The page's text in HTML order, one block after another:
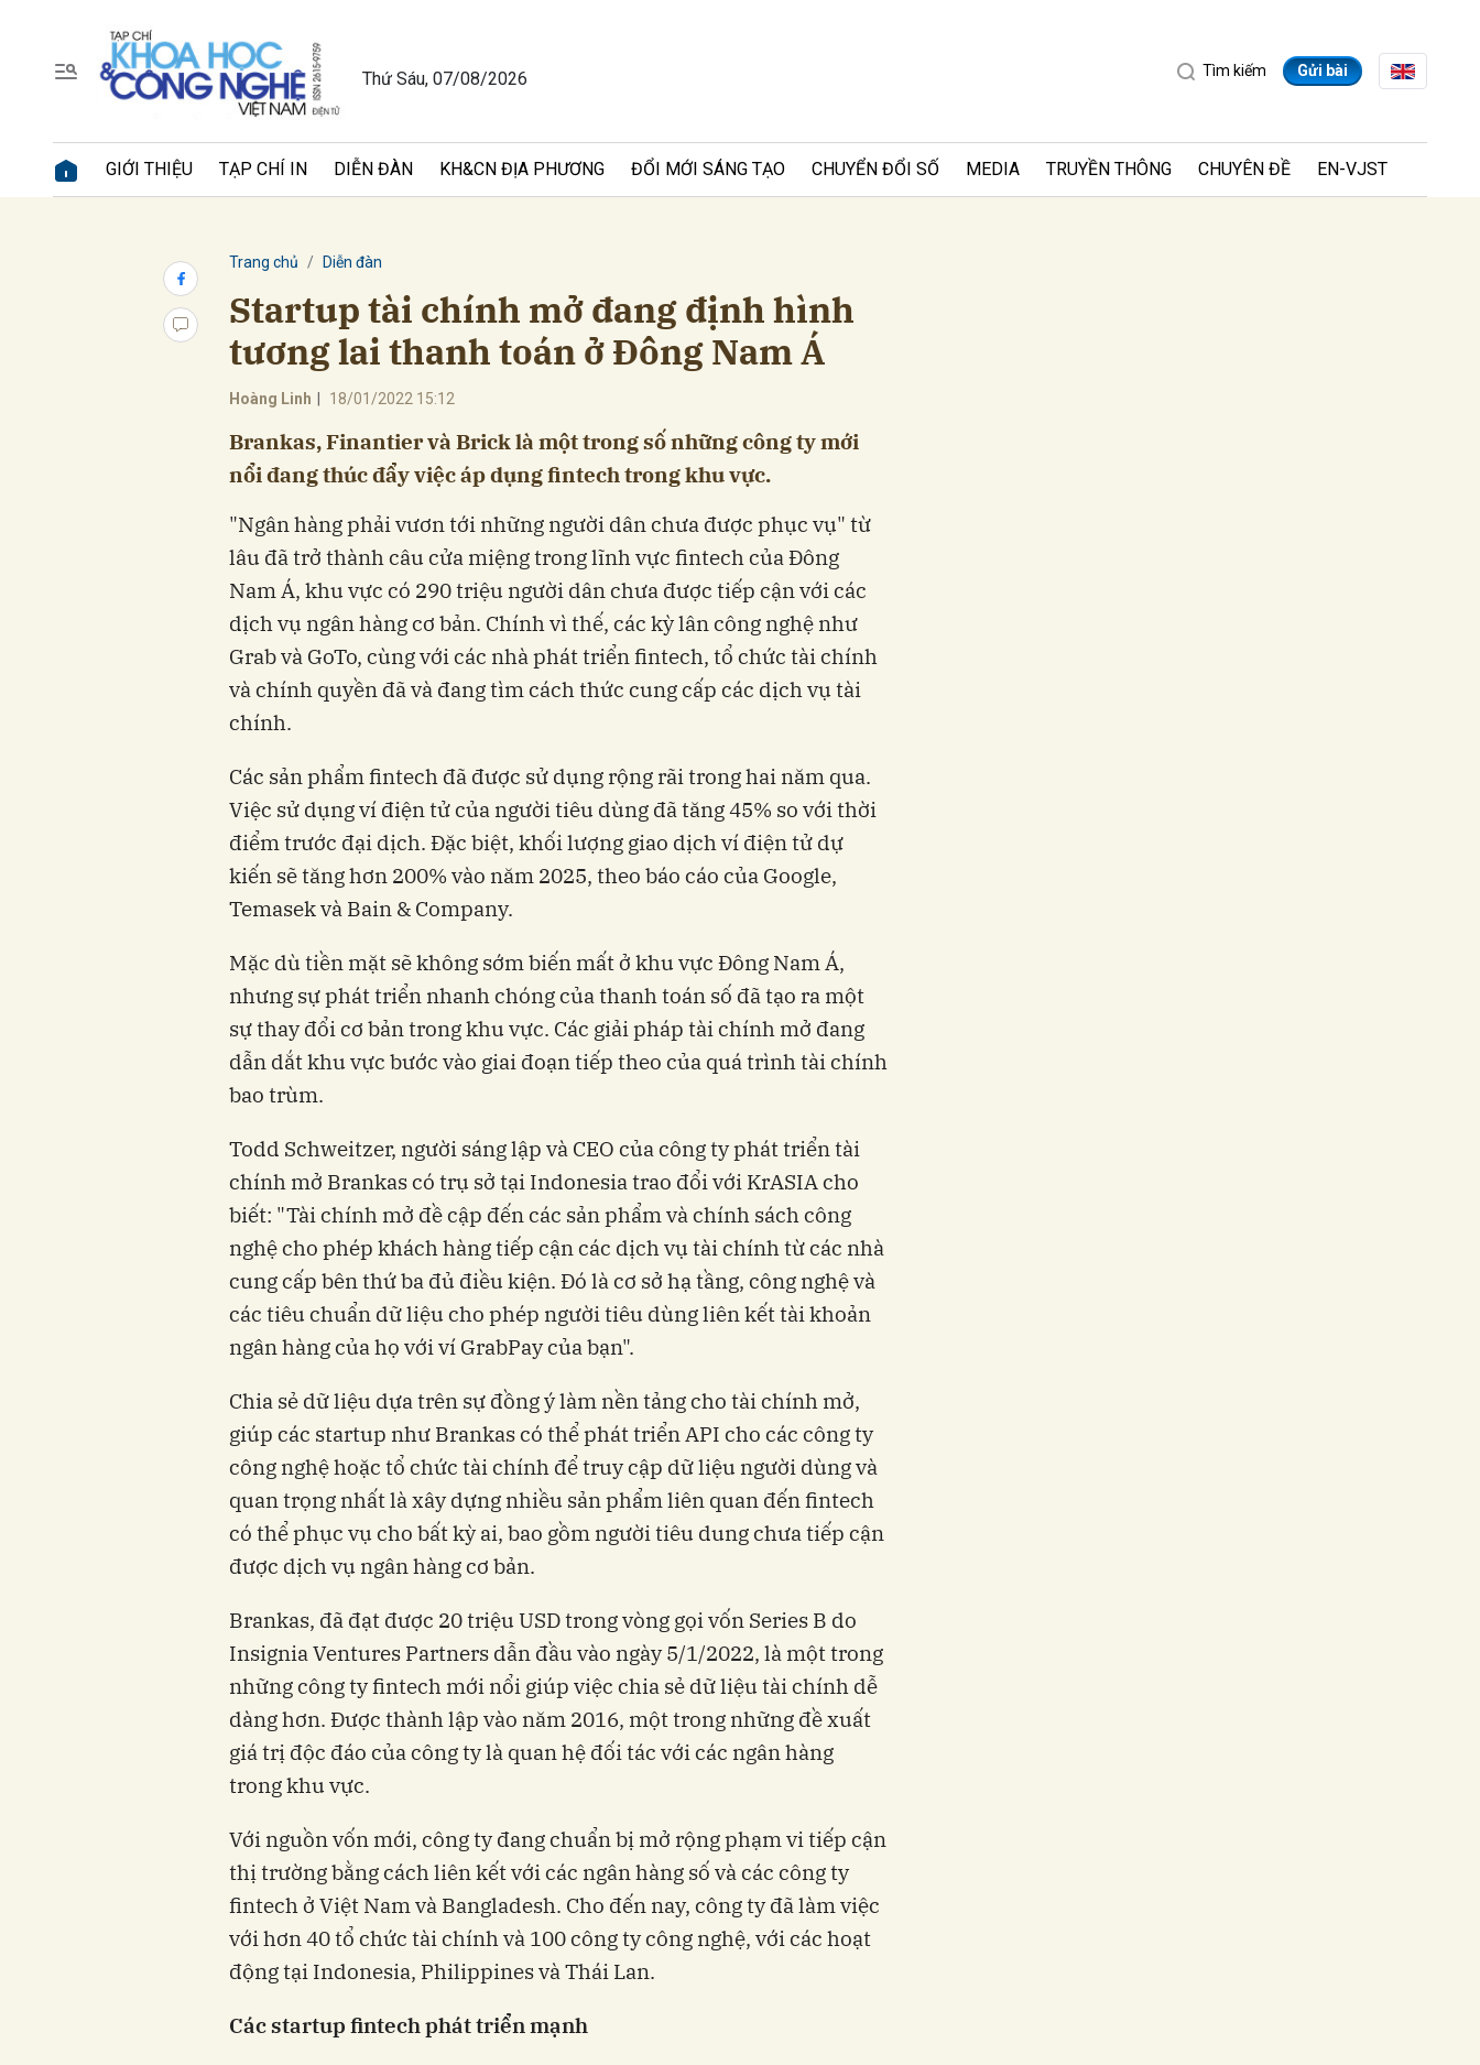
Thứ Sáu, 07/08/2026 Tìm kiếm Gửi bài
GIỚI THIỆU TẠP CHÍ IN DIỄN ĐÀN KH&CN ĐỊA PHƯƠNG ĐỔI MỚI SÁNG TẠO CHUYỂN ĐỔI SỐ MEDIA TRUYỀN THÔNG CHUYÊN ĐỀ EN-VJST
Trang chủ Diễn đàn
Startup tài chính mở đang định hình
tương lai thanh toán ở Đông Nam Á
Hoàng Linh 18/01/2022 15:12
Brankas, Finantier và Brick là một trong số những công ty mới
nổi đang thúc đẩy việc áp dụng fintech trong khu vực.
"Ngân hàng phảivươn tới những người dân chưa được phục vụ" từ
lâu đã trở thành câu cửa miệng trong lĩnh vực fintech của Đông
Nam Á, khu vực có 290 triệu người dân chưa được tiếp cận với các
dịch vụ ngân hàng cơ bản. Chính vì thế, các kỳ lân công nghệ như
Grab và GoTo, cùng với các nhà phát triển fintech, tổ chức tài chính
và chính quyền đã và đang tìm cách thức cung cấp các dịch vụ tài
chính.
Các sản phẩm fintech đã được sử dụng rộng rãi trong hai năm qua.
Việc sử dụng ví điện tử của người tiêu dùng đã tăng 45% so với thời
điểm trước đại dịch. Đặc biệt, khối lượng giao dịch ví điện tử dự
kiến sẽ tăng hơn 200% vào năm 2025, theo báo cáo của Google,
Temasek và Bain & Company.
Mặc dù tiền mặt sẽ không sớm biến mất ở khu vực Đông Nam Á,
nhưng sự phát triển nhanh chóng của thanh toán số đã tạo ra một
sự thay đổi cơ bản trong khu vực. Các giải pháp tài chính mở đang
dẫn dắt khu vực bước vào giai đoạn tiếp theo của quá trình tài chính
bao trùm.
Todd Schweitzer, người sáng lập và CEO của côngtyphát triển tài
chính mở Brankas có trụ sở tại Indonesiatrao đổivới KrASIA cho
biết: "Tài chính mở đề cập đến các sản phẩm và chính sách công
nghệ cho phép khách hàng tiếp cận các dịch vụ tài chính từ các nhà
cung cấp bên thứ ba đủ điều kiện. Đó là cơ sở hạ tầng, công nghệ và
các tiêu chuẩn dữ liệu cho phép người tiêu dùng liên kết tài khoản
ngân hàng của họ với ví GrabPay của bạn".
Chia sẻ dữ liệu dựa trên sự đồng ý làm nền tảng cho tài chính mở,
giúp các startup như Brankas có thể phát triển API cho các công ty
công nghệ hoặc tổ chức tài chính để truy cập dữ liệu người dùng và
quan trọng nhất là xây dựng nhiều sản phẩm liên quan đến fintech
có thể phục vụ cho bất kỳ ai, bao gồm người tiêu dungchưa tiếp cận
được dịch vụ ngân hàng cơ bản.
Brankas, đã đạt được 20 triệu USD trong vòng gọivốn Series B do
Insignia Ventures Partners dẫn đầu vào ngày 5/1/2022, là một trong
những công ty fintech mới nổi giúp việc chia sẻ dữ liệu tài chính dễ
dàng hơn. Được thành lập vào năm 2016, một trong những đề xuất
giá trị độc đáo của công ty là quan hệ đối tác với các ngân hàng
trong khu vực.
Với nguồn vốn mới, công ty đang chuẩn bị mở rộng phạm vi tiếp cận
thị trường bằng cách liên kết với các ngân hàng số và các công ty
fintech ở Việt Nam và Bangladesh. Cho đến nay, công ty đã làm việc
với hơn 40 tổ chức tài chính và 100 công ty công nghệ, với các hoạt
động tại Indonesia, Philippines và Thái Lan.
Các startup fintech phát triển mạnh